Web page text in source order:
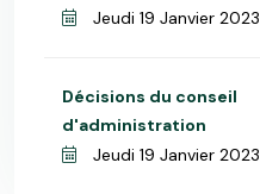
Jeudi 19 Janvier 2023
Décisions du conseil
d'administration
Jeudi 19 Janvier 2023